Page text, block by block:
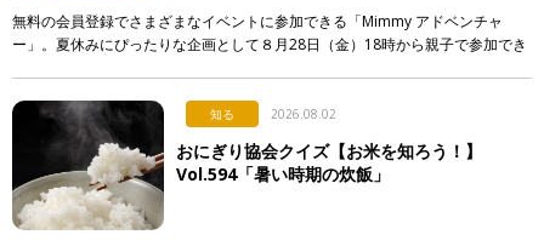
無料の会員登録でさまざまなイベントに参加できる「Mimmy アドベンチャ
ー」。夏休みにぴったりな企画として８月28日（金）18時から親子で参加でき
知る 2026.08.02
おにぎり協会クイズ【お米を知ろう！】
Vol.594「暑い時期の炊飯」